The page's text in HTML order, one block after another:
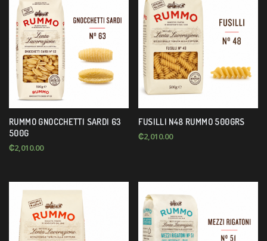
RUMMO GNOCCHETTI SARDI 63
500G
₡2,010.00
FUSILLI N48 RUMMO 500GRS
₡2,010.00